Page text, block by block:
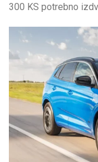
300 KS potrebno